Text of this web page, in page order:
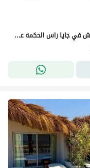
استلم فوري كبينه متشطبه بالتكيفات و الفرش في جايا راس الحكمه علي صف اول علي البحر